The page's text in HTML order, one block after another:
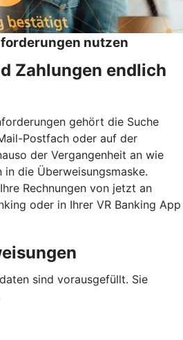
nutzen
Zahlungen endlich
gehört die Suche
Postfach oder auf der
der Vergangenheit an wie
die Überweisungsmaske.
Rechnungen von jetzt an
oder in Ihrer VR Banking App
sind vorausgefüllt. Sie